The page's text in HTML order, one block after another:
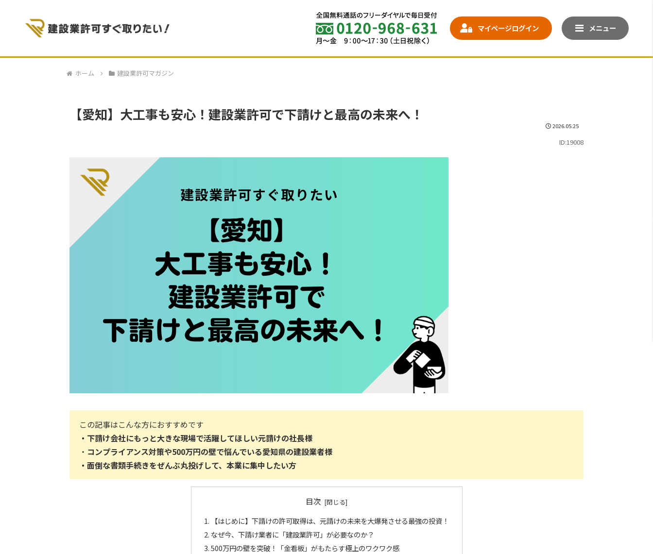
マイページログイン メニュー
ホーム 建設業許可マガジン
【愛知】大工事も安心！建設業許可で下請けと最高の未来へ！
2026.05.25
ID:19008
この記事はこんな方におすすめです
・ 下請け会社にもっと大きな現場で活躍してほしい元請けの社長様
・ コンプライアンス対策や500万円の壁で悩んでいる愛知県の建設業者様
・面倒な書類手続きをぜんぶ丸投げして、本業に集中したい方
目次
【はじめに】下請けの許可取得は、元請けの未来を大爆発させる最強の投資！
なぜ今、下請け業者に「建設業許可」が必要なのか？
500万円の壁を突破！「金看板」がもたらす極上のワクワク感